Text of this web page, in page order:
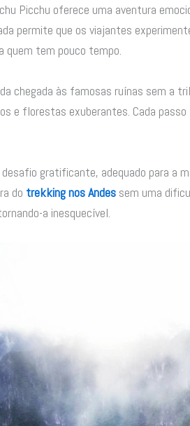
Picchu oferece uma aventura
permite que os viajantes
quem tem pouco tempo.
chegada às famosas ruínas sem a
e florestas exuberantes. Cada
gratificante, adequado para a
do trekking nos Andes sem uma
a inesquecível.